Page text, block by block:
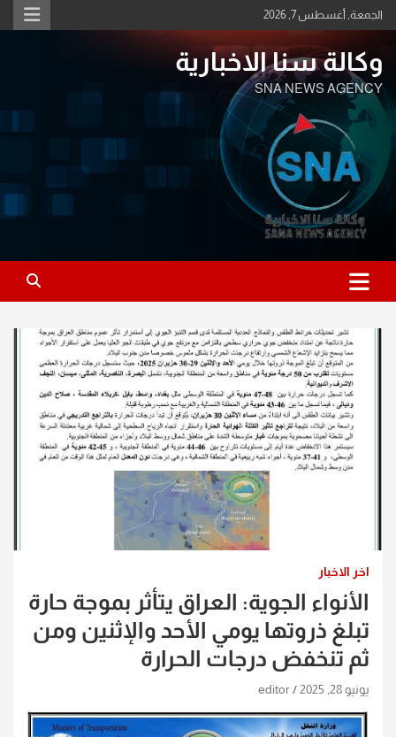
Skip
to
الجمعة, أغسطس 7, 2026
وكالة سنا الاخبارية
SNA NEWS AGENCY
اخر الاخبار
الأنواء الجوية: العراق يتأثر بموجة حارة
تبلغ ذروتها يومي الأحد والإثنين ومن
ثم تنخفض درجات الحرارة
يونيو 28, 2025 editor